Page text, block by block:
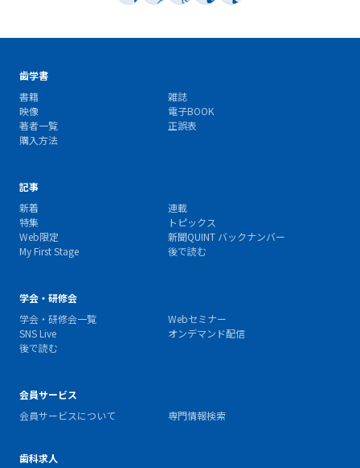
歯学書
書籍
雑誌
映像
電子BOOK
著者一覧
正誤表
購入方法
記事
新着
連載
特集
トピックス
Web限定
新聞QUINT バックナンバー
My First Stage
後で読む
学会・研修会
学会・研修会一覧
Webセミナー
SNS Live
オンデマンド配信
後で読む
会員サービス
会員サービスについて
専門情報検索
歯科求人